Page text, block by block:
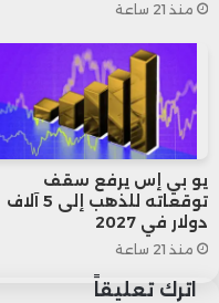
الخاصة المرتبطة
منذ 21 ساعة
يو بي إس يرفع سقف
توقعاته للذهب إلى 5 آلاف
دولار في 2027
منذ 21 ساعة
اترك تعليقاً